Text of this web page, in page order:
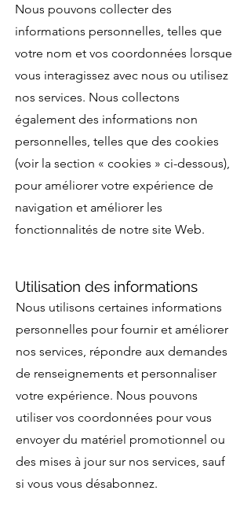
Nous pouvons collecter des
informations personnelles, telles que
votre nom et vos coordonnées lorsque
vous interagissez avec nous ou utilisez
nos services. Nous collectons
également des informations non
personnelles, telles que des cookies
(voir la section « cookies » ci-dessous),
pour améliorer votre expérience de
navigation et améliorer les
fonctionnalités de notre site Web.
Utilisation des informations
Nous utilisons certaines informations
personnelles pour fournir et améliorer
nos services, répondre aux demandes
de renseignements et personnaliser
votre expérience. Nous pouvons
utiliser vos coordonnées pour vous
envoyer du matériel promotionnel ou
des mises à jour sur nos services, sauf
si vous vous désabonnez.